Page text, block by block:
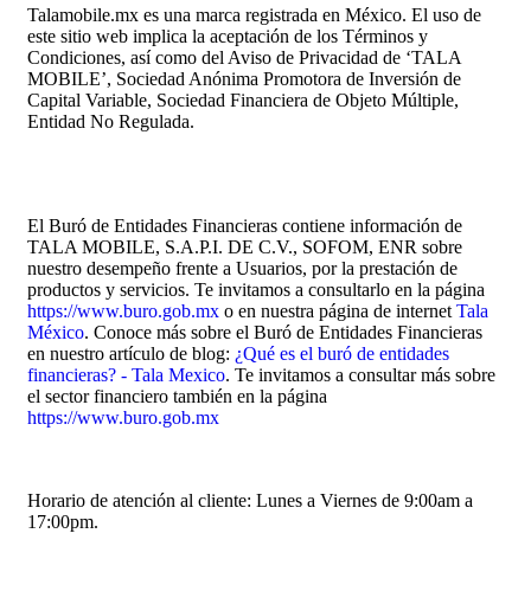
Talamobile.mx es una marca registrada en México. El uso de
este sitio web implica la aceptación de los Términos y
Condiciones, así como del Aviso de Privacidad de ‘TALA
MOBILE’, Sociedad Anónima Promotora de Inversión de
Capital Variable, Sociedad Financiera de Objeto Múltiple,
Entidad No Regulada.
El Buró de Entidades Financieras contiene información de
TALA MOBILE, S.A.P.I. DE C.V., SOFOM, ENR sobre
nuestro desempeño frente a Usuarios, por la prestación de
productos y servicios. Te invitamos a consultarlo en la página
https://www.buro.gob.mx o en nuestra página de internet Tala
México. Conoce más sobre el Buró de Entidades Financieras
en nuestro artículo de blog: ¿Qué es el buró de entidades
financieras? - Tala Mexico. Te invitamos a consultar más sobre
el sector financiero también en la página
https://www.buro.gob.mx
Horario de atención al cliente: Lunes a Viernes de 9:00am a
17:00pm.